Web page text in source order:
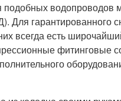
водопроводов
гарантированного
всегда есть
фитинговые